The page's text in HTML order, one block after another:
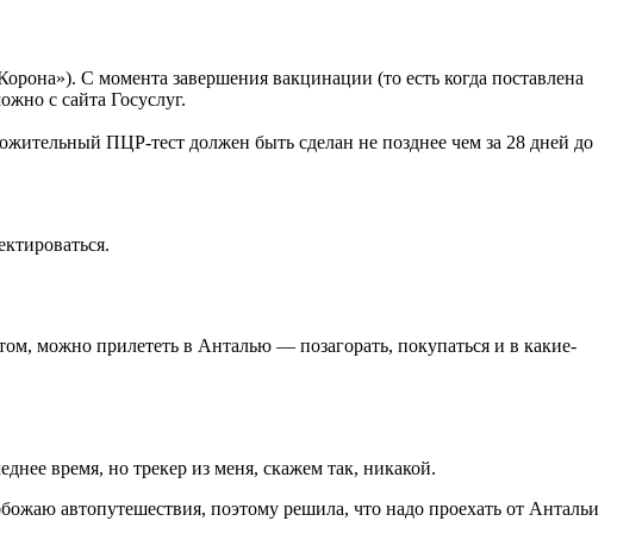
С момента завершения вакцинации (то есть когда поставлена
с сайта Госуслуг.
ПЦР-тест должен быть сделан не позднее чем за 28 дней до
можно прилететь в Анталью — позагорать, покупаться и в какие-
время, но трекер из меня, скажем так, никакой.
автопутешествия, поэтому решила, что надо проехать от Антальи